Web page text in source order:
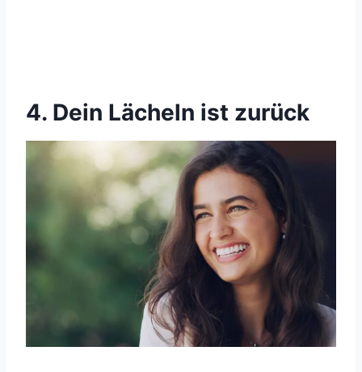
4. Dein Lächeln ist zurück